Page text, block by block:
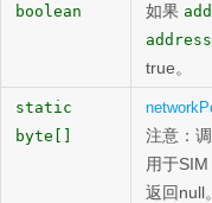
boolean
如果
address
true。
static
byte[]
注意：
用于
返回null。